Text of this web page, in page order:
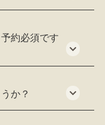
約必須です
か？